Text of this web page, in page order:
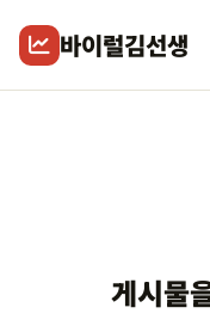
바이럴김선생
게시물